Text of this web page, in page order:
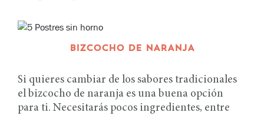
BIZCOCHO DE NARANJA
Si quieres cambiar de los sabores tradicionales
el bizcocho de naranja es una buena opción
para ti. Necesitarás pocos ingredientes, entre